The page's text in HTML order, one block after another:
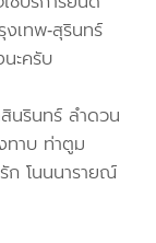
งเทพ-สุรินทร์
ะครับ
นรินทร์ ลำดวน
ทาบ ท่าตูม
ก โนนนารายณ์